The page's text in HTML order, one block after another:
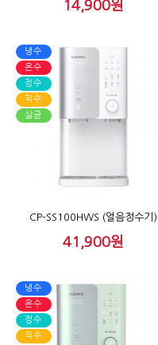
14,900원
CP-SS100HWS (얼음정수기)
41,900원
냉수
온수
정수
직수
살균
냉수
온수
정수
직수